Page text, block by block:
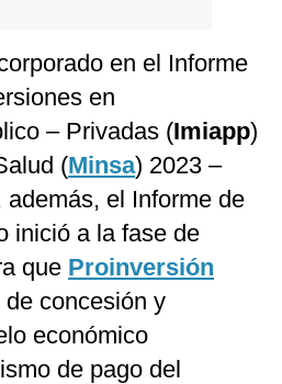
en el Informe
en
– Privadas (Imiapp)
(Minsa) 2023 –
además, el Informe de
inició a la fase de
que Proinversión
concesión y
económico
de pago del